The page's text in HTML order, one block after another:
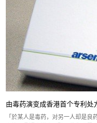
由毒药演变成香港首个专利处
「於某人是毒药，对另一人却是良